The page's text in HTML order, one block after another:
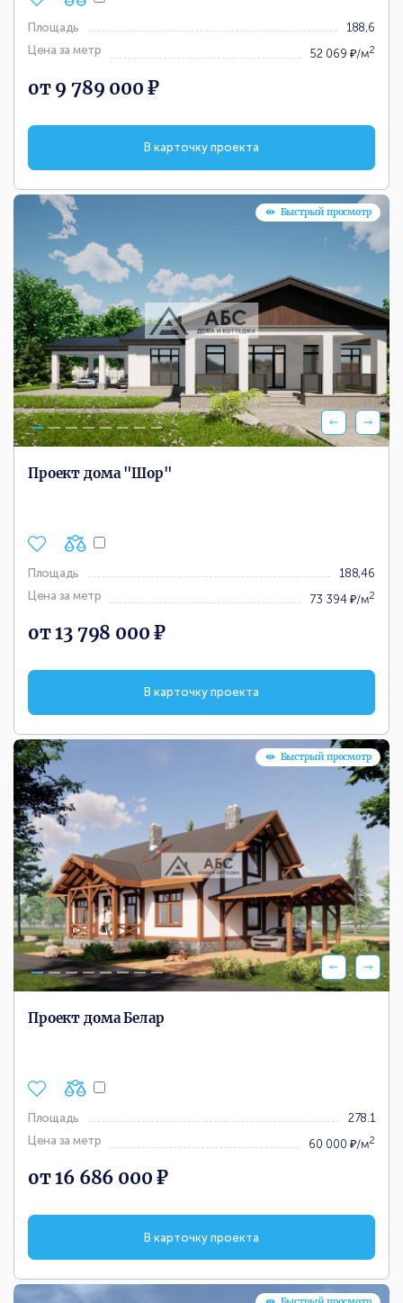
Площадь
188,6
Цена за метр
52 069 ₽/м2
от 9 789 000 ₽
В карточку проекта
Проект дома "Шор"
Площадь
188,46
Цена за метр
73 394 ₽/м2
Быстрый просмотр
от 13 798 000 ₽
В карточку проекта
Проект дома Белар
Площадь
278.1
Цена за метр
60 000 ₽/м2
Быстрый просмотр
от 16 686 000 ₽
В карточку проекта